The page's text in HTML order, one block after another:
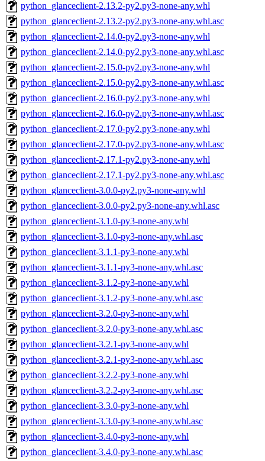
python_glanceclient-2.13.2-py2.py3-none-any.whl
python_glanceclient-2.13.2-py2.py3-none-any.whl.asc
python_glanceclient-2.14.0-py2.py3-none-any.whl
python_glanceclient-2.14.0-py2.py3-none-any.whl.asc
python_glanceclient-2.15.0-py2.py3-none-any.whl
python_glanceclient-2.15.0-py2.py3-none-any.whl.asc
python_glanceclient-2.16.0-py2.py3-none-any.whl
python_glanceclient-2.16.0-py2.py3-none-any.whl.asc
python_glanceclient-2.17.0-py2.py3-none-any.whl
python_glanceclient-2.17.0-py2.py3-none-any.whl.asc
python_glanceclient-2.17.1-py2.py3-none-any.whl
python_glanceclient-2.17.1-py2.py3-none-any.whl.asc
python_glanceclient-3.0.0-py2.py3-none-any.whl
python_glanceclient-3.0.0-py2.py3-none-any.whl.asc
python_glanceclient-3.1.0-py3-none-any.whl
python_glanceclient-3.1.0-py3-none-any.whl.asc
python_glanceclient-3.1.1-py3-none-any.whl
python_glanceclient-3.1.1-py3-none-any.whl.asc
python_glanceclient-3.1.2-py3-none-any.whl
python_glanceclient-3.1.2-py3-none-any.whl.asc
python_glanceclient-3.2.0-py3-none-any.whl
python_glanceclient-3.2.0-py3-none-any.whl.asc
python_glanceclient-3.2.1-py3-none-any.whl
python_glanceclient-3.2.1-py3-none-any.whl.asc
python_glanceclient-3.2.2-py3-none-any.whl
python_glanceclient-3.2.2-py3-none-any.whl.asc
python_glanceclient-3.3.0-py3-none-any.whl
python_glanceclient-3.3.0-py3-none-any.whl.asc
python_glanceclient-3.4.0-py3-none-any.whl
python_glanceclient-3.4.0-py3-none-any.whl.asc